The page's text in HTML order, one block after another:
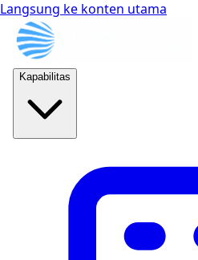
Langsung ke konten utama
Kapabilitas